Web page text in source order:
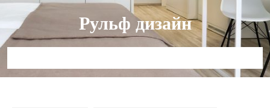
Перейти
содержимому
Рульф дизайн